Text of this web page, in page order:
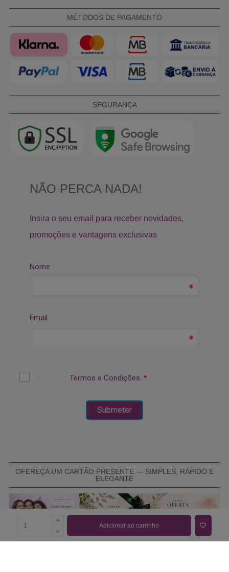
Adicionar ao carrinho
MÉTODOS DE PAGAMENTO
SEGURANÇA
OFEREÇA UM CARTÃO PRESENTE — SIMPLES, RÁPIDO E
ELEGANTE